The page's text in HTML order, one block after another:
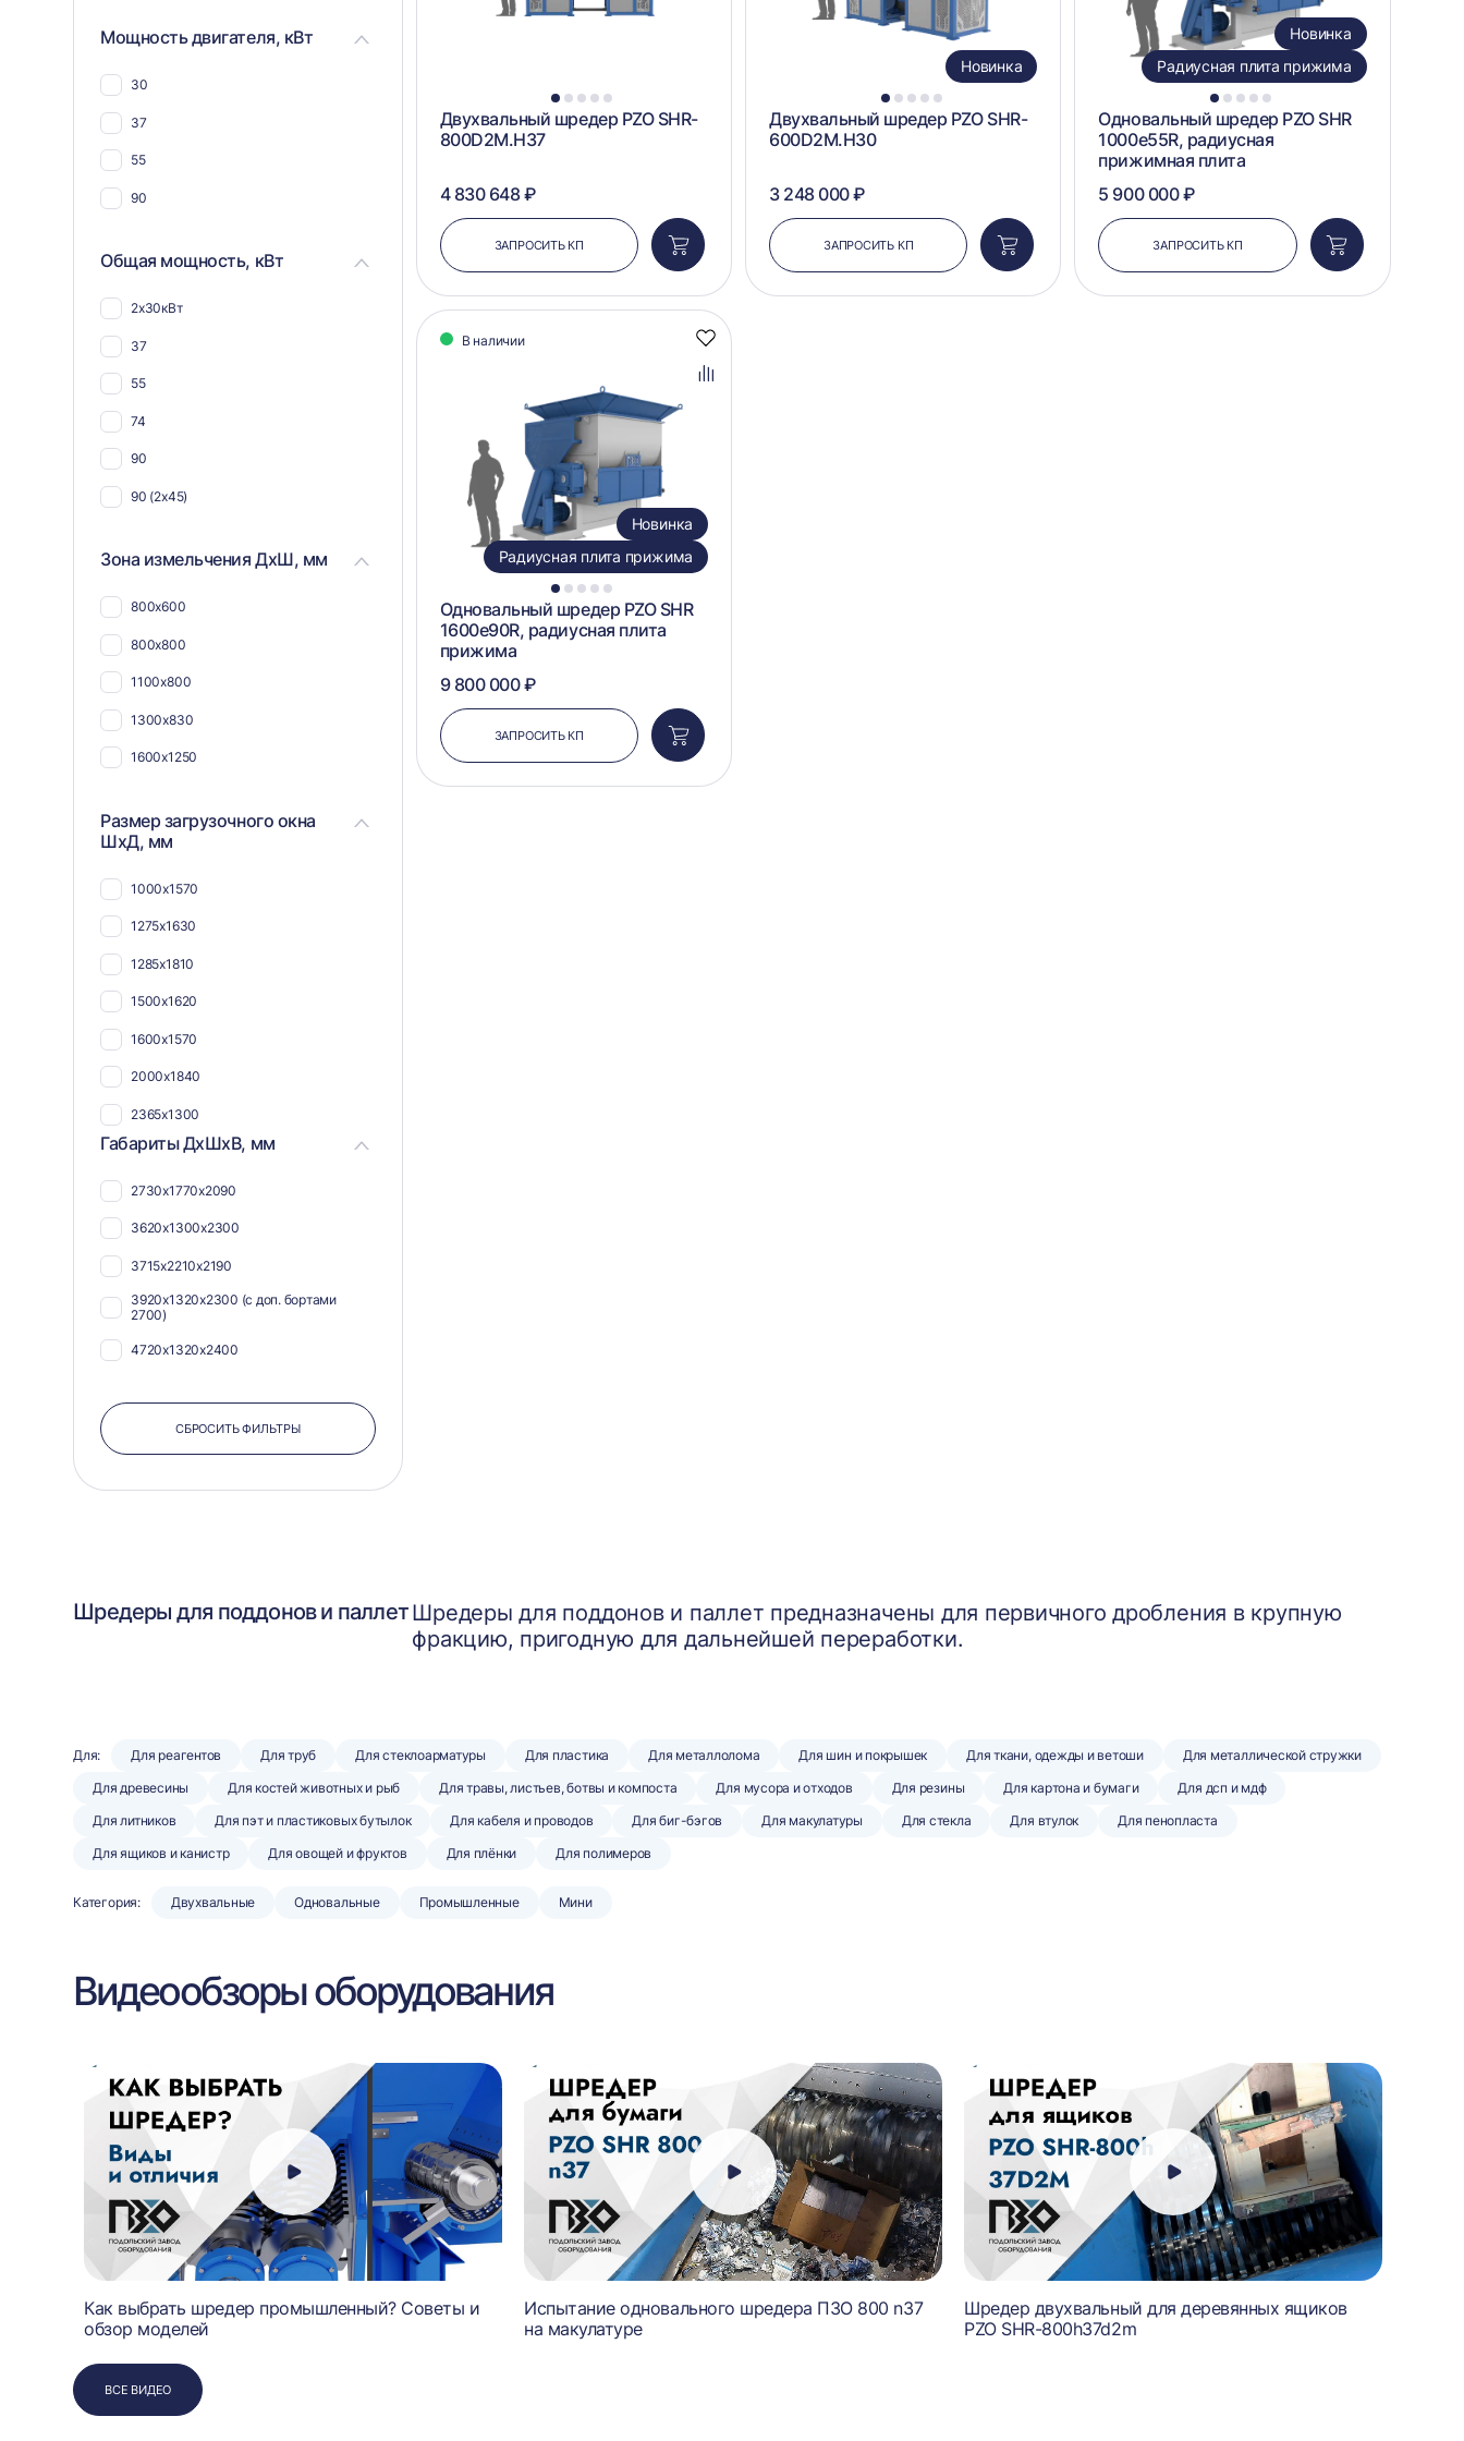
Для костей животных и рыб
Для овощей и фруктов
Для труб
Для стеклоарматуры
Для реагентов
Мощность двигателя, кВт
30
37
55
90
Общая мощность, кВт
2х30кВт
37
55
74
90
90 (2х45)
Зона измельчения ДхШ, мм
800х600
800х800
1100х800
1300х830
1600х1250
Размер загрузочного окна
ШхД, мм
1000х1570
1275х1630
1285х1810
1500х1620
1600х1570
2000х1840
2365х1300
Габариты ДхШхВ, мм
2730х1770х2090
3620х1300х2300
3715х2210х2190
3920х1320х2300 (с доп. бортами
2700)
4720х1320х2400
СБРОСИТЬ ФИЛЬТРЫ
1 2 3 4 5
Двухвальный шредер PZO SHR-
800D2M.H37
4 830 648 ₽
ЗАПРОСИТЬ КП
Добавить
в
корзину
1 2 3 4 5
Новинка
Двухвальный шредер PZO SHR-
600D2M.H30
3 248 000 ₽
ЗАПРОСИТЬ КП
Добавить
в
корзину
1 2 3 4 5
Новинка
Радиусная плита прижима
Одновальный шредер PZO SHR
1000e55R, радиусная
прижимная плита
5 900 000 ₽
ЗАПРОСИТЬ КП
Добавить
в
корзину
В наличии
Добавить
Добавить
1 2 3 4 5
Новинка
Радиусная плита прижима
Одновальный шредер PZO SHR
1600e90R, радиусная плита
прижима
9 800 000 ₽
ЗАПРОСИТЬ КП
Добавить
в
корзину
Шредеры для поддонов и паллетШредеры для поддонов и паллет предназначены для первичного дробления в крупную
фракцию, пригодную для дальнейшей переработки.
Для: Для реагентов Для труб Для стеклоарматуры Для пластика Для металлолома Для шин и покрышек Для ткани, одежды и ветоши
Для металлической стружки
Для древесины
Для костей животных и рыб Для травы, листьев, ботвы и компоста Для мусора и отходов Для резины Для картона и бумаги
Для дсп и мдф
Для литников
Для пэт и пластиковых бутылок Для кабеля и проводов Для биг-бэгов Для макулатуры Для стекла Для втулок
Для пенопласта
Для ящиков и канистр
Для овощей и фруктов Для плёнки Для полимеров
Категория: Двухвальные Одновальные Промышленные Мини
Видеообзоры оборудования
Как выбрать шредер промышленный? Советы и
обзор моделей
Испытание одновального шредера ПЗО 800 n37
на макулатуре
Шредер двухвальный для деревянных ящиков
PZO SHR-800h37d2m
ВСЕ ВИДЕО